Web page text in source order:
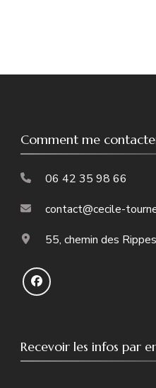
Comment me
06 42 35 98 66
contact@cecile-
55, chemin des
Recevoir les infos par